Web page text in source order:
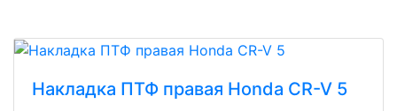
Накладка ПТФ правая Honda CR-V 5